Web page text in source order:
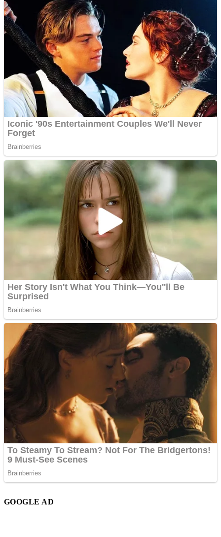
GOOGLE AD